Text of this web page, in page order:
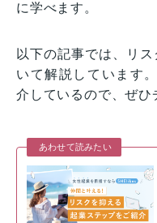
に学べます。
以下の記事では、リ
いて解説しています
介しているので、ぜひ
あわせて読みたい